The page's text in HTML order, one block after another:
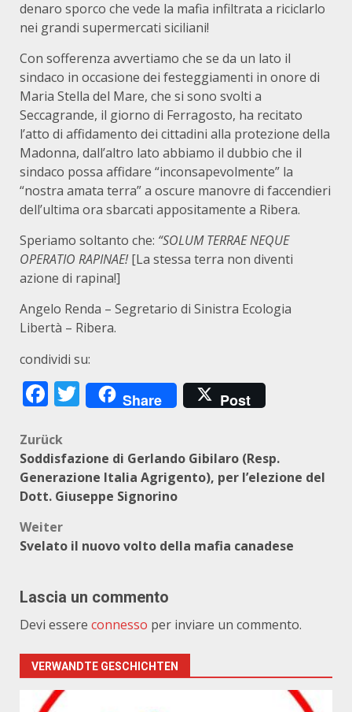
denaro sporco che vede la mafia infiltrata a riciclarlo
nei grandi supermercati siciliani!
Con sofferenza avvertiamo che se da un lato il
sindaco in occasione dei festeggiamenti in onore di
Maria Stella del Mare, che si sono svolti a
Seccagrande, il giorno di Ferragosto, ha recitato
l’atto di affidamento dei cittadini alla protezione della
Madonna, dall’altro lato abbiamo il dubbio che il
sindaco possa affidare “inconsapevolmente” la
“nostra amata terra” a oscure manovre di faccendieri
dell’ultima ora sbarcati appositamente a Ribera.
Speriamo soltanto che: “SOLUM TERRAE NEQUE
OPERATIO RAPINAE![La stessa terra non diventi
azione di rapina!]
Angelo Renda – Segretario di Sinistra Ecologia
Libertà – Ribera.
condividi su:
Facebook
Twitter
Share Post
Beitragsnavigation
Zurück
Soddisfazione di Gerlando Gibilaro (Resp.
Generazione Italia Agrigento), per l’elezione del
Dott. Giuseppe Signorino
Weiter
Svelato il nuovo volto della mafia canadese
Lascia un commento
Devi essere connesso per inviare un commento.
VERWANDTE GESCHICHTEN